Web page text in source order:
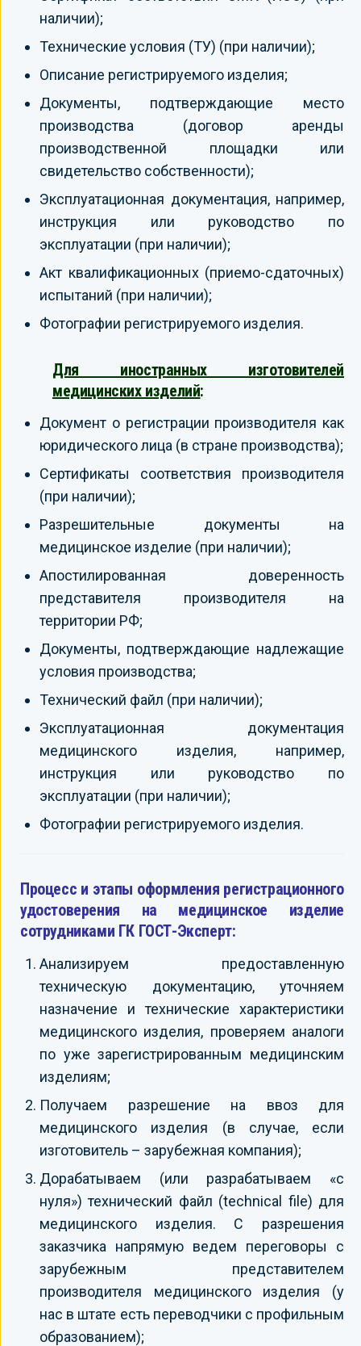
наличии);
Технические условия (ТУ) (при наличии);
Описание регистрируемого изделия;
Документы, подтверждающие место
производства (договор аренды
производственной площадки или
свидетельство собственности);
Эксплуатационная документация, например,
инструкция или руководство по
эксплуатации (при наличии);
Акт квалификационных (приемо-сдаточных)
испытаний (при наличии);
Фотографии регистрируемого изделия.
Для иностранных изготовителей
медицинских изделий:
Документ о регистрации производителя как
юридического лица (в стране производства);
Сертификаты соответствия производителя
(при наличии);
Разрешительные документы на
медицинское изделие (при наличии);
Апостилированная доверенность
представителя производителя на
территории РФ;
Документы, подтверждающие надлежащие
условия производства;
Технический файл (при наличии);
Эксплуатационная документация
медицинского изделия, например,
инструкция или руководство по
эксплуатации (при наличии);
Фотографии регистрируемого изделия.
Процесс и этапы оформления регистрационного
удостоверения на медицинское изделие
сотрудниками ГК ГОСТ-Эксперт:
Анализируем предоставленную
техническую документацию, уточняем
назначение и технические характеристики
медицинского изделия, проверяем аналоги
по уже зарегистрированным медицинским
изделиям;
Получаем разрешение на ввоз для
медицинского изделия (в случае, если
изготовитель – зарубежная компания);
Дорабатываем (или разрабатываем «с
нуля») технический файл (technical file) для
медицинского изделия. С разрешения
заказчика напрямую ведем переговоры с
зарубежным представителем
производителя медицинского изделия (у
нас в штате есть переводчики с профильным
образованием);